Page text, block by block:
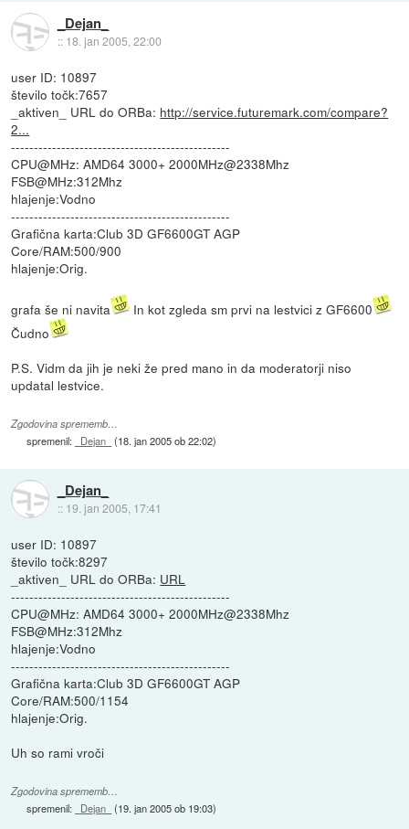
_Dejan_
:: 18. jan 2005, 22:00
user ID: 10897
število točk:7657
_aktiven_ URL do ORBa: http://service.futuremark.com/compare?
2...
------------------------------------------------
CPU@MHz: AMD64 3000+ 2000MHz@2338Mhz
FSB@MHz:312Mhz
hlajenje:Vodno
------------------------------------------------
Grafična karta:Club 3D GF6600GT AGP
Core/RAM:500/900
hlajenje:Orig.
grafa še ni navita
In kot zgleda sm prvi na lestvici z GF6600
Čudno
P.S. Vidm da jih je neki že pred mano in da moderatorji niso
updatal lestvice.
Zgodovina sprememb…
spremenil: _Dejan_ (18. jan 2005 ob 22:02)
_Dejan_
:: 19. jan 2005, 17:41
user ID: 10897
število točk:8297
_aktiven_ URL do ORBa: URL
------------------------------------------------
CPU@MHz: AMD64 3000+ 2000MHz@2338Mhz
FSB@MHz:312Mhz
hlajenje:Vodno
------------------------------------------------
Grafična karta:Club 3D GF6600GT AGP
Core/RAM:500/1154
hlajenje:Orig.
Uh so rami vroči
Zgodovina sprememb…
spremenil: _Dejan_ (19. jan 2005 ob 19:03)